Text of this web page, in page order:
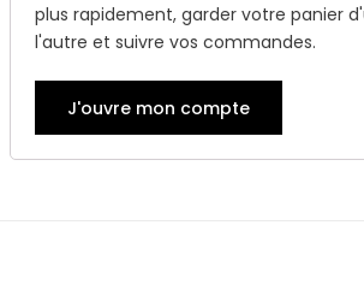
plus rapidement, garder votre panier
l'autre et suivre vos commandes.
J'ouvre mon compte